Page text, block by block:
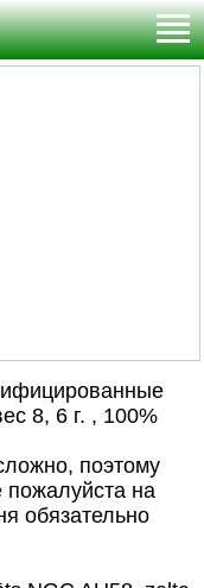
8, 6 г. , 100%
поэтому
на
обязательно